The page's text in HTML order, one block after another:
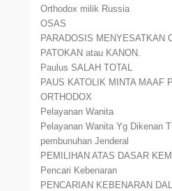
Orthodox milik Russia
OSAS
PARADOSIS MENYESATKAN
PATOKAN atau KANON.
Paulus SALAH TOTAL
PAUS KATOLIK MINTA MAAF
ORTHODOX
Pelayanan Wanita
Pelayanan Wanita Yg Dikenan
pembunuhan Jenderal
PEMILIHAN ATAS DASAR
Pencari Kebenaran
PENCARIAN KEBENARAN